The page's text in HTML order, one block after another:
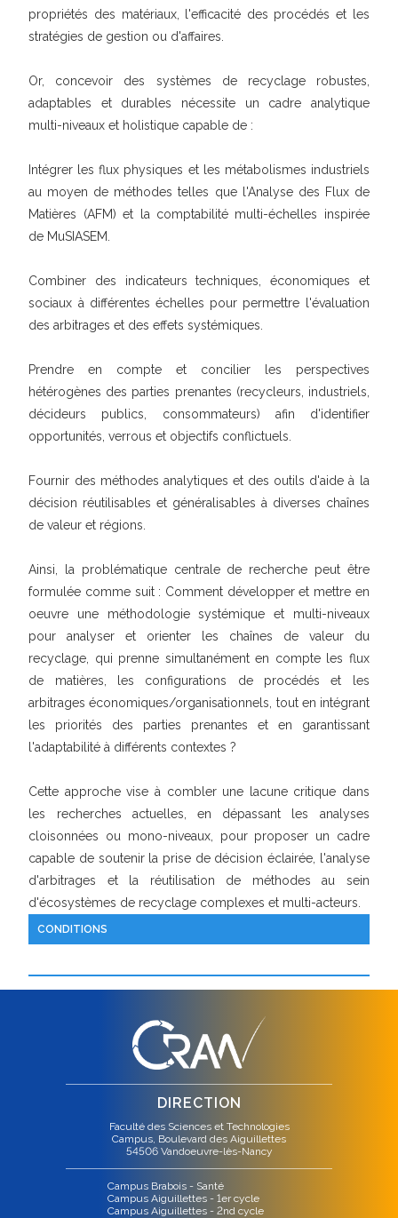
propriétés des matériaux, l'efficacité des procédés et les
stratégies de gestion ou d'affaires.
Or, concevoir des systèmes de recyclage robustes,
adaptables et durables nécessite un cadre analytique
multi-niveaux et holistique capable de :
Intégrer les flux physiques et les métabolismes industriels
au moyen de méthodes telles que l'Analyse des Flux de
Matières (AFM) et la comptabilité multi-échelles inspirée
de MuSIASEM.
Combiner des indicateurs techniques, économiques et
sociaux à différentes échelles pour permettre l'évaluation
des arbitrages et des effets systémiques.
Prendre en compte et concilier les perspectives
hétérogènes des parties prenantes (recycleurs, industriels,
décideurs publics, consommateurs) afin d'identifier
opportunités, verrous et objectifs conflictuels.
Fournir des méthodes analytiques et des outils d'aide à la
décision réutilisables et généralisables à diverses chaînes
de valeur et régions.
Ainsi, la problématique centrale de recherche peut être
formulée comme suit : Comment développer et mettre en
oeuvre une méthodologie systémique et multi-niveaux
pour analyser et orienter les chaînes de valeur du
recyclage, qui prenne simultanément en compte les flux
de matières, les configurations de procédés et les
arbitrages économiques/organisationnels, tout en intégrant
les priorités des parties prenantes et en garantissant
l'adaptabilité à différents contextes ?
Cette approche vise à combler une lacune critique dans
les recherches actuelles, en dépassant les analyses
cloisonnées ou mono-niveaux, pour proposer un cadre
capable de soutenir la prise de décision éclairée, l'analyse
d'arbitrages et la réutilisation de méthodes au sein
d'écosystèmes de recyclage complexes et multi-acteurs.
CONDITIONS
DIRECTION
Faculté des Sciences et Technologies
Campus, Boulevard des Aiguillettes
54506 Vandoeuvre-lès-Nancy
Campus Brabois - Santé
Campus Aiguillettes - 1er cycle
Campus Aiguillettes - 2nd cycle